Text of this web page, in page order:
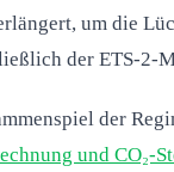
um die
der ETS-2-
der
und CO₂-